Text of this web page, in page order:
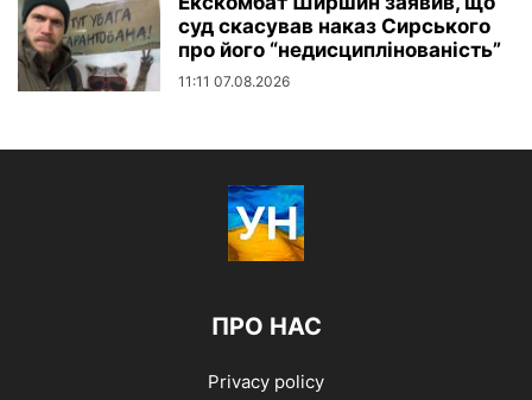
суд скасував наказ Сирського
про його “недисциплінованість”
11:11 07.08.2026
ПРО НАС
Privacy policy